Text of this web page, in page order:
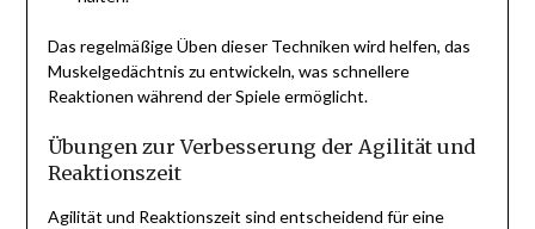
Das regelmäßige Üben dieser Techniken wird helfen, das
Muskelgedächtnis zu entwickeln, was schnellere
Reaktionen während der Spiele ermöglicht.
Übungen zur Verbesserung der Agilität und
Reaktionszeit
Agilität und Reaktionszeit sind entscheidend für eine